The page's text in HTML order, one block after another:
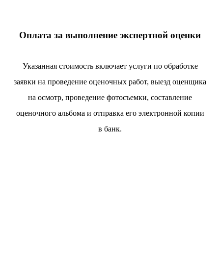
Оплата за выполнение экспертной оценки
Указанная стоимость включает услуги по обработке
заявки на проведение оценочных работ, выезд оценщика
на осмотр, проведение фотосъемки, составление
оценочного альбома и отправка его электронной копии
в банк.